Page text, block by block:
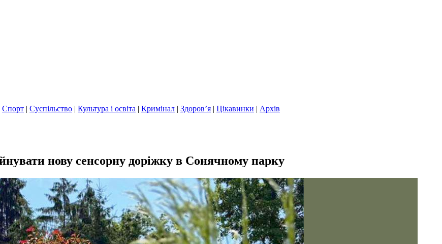
Спорт | Суспільство | Культура і освіта | Кримінал | Здоров’я | Цікавинки | Архів
нову сенсорну доріжку в Сонячному парку